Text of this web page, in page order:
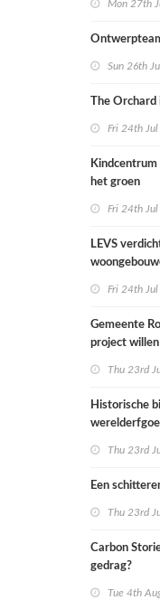
Mon 27th
Sun 26th
The Orchard
Fri 24th Jul
Kindcentrum
het groen
Fri 24th Jul
LEVS
Fri 24th Jul
Gemeente
project
Thu 23rd
Historische
Thu 23rd
Een
Thu 23rd
Carbon
gedrag?
Tue 4th